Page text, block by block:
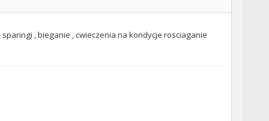
, bieganie , cwieczenia na kondycje rosciaganie